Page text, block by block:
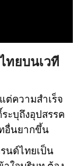
ทยบนเวที
ต่ความสำเร็จ
ะบุถึงอุปสรรค
อื่นยากขึ้น
นด์ไทยเป็น